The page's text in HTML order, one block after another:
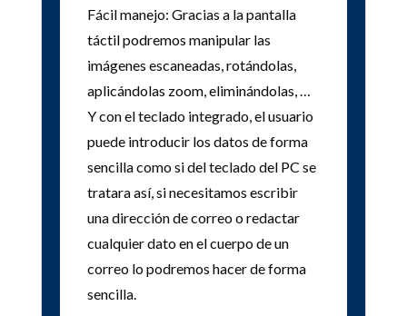
Fácil manejo: Gracias a la pantalla
táctil podremos manipular las
imágenes escaneadas, rotándolas,
aplicándolas zoom, eliminándolas, …
Y con el teclado integrado, el usuario
puede introducir los datos de forma
sencilla como si del teclado del PC se
tratara así, si necesitamos escribir
una dirección de correo o redactar
cualquier dato en el cuerpo de un
correo lo podremos hacer de forma
sencilla.